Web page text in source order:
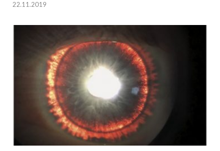
22.11.2019